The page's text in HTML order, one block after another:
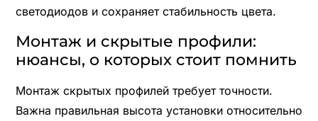
светодиодов и сохраняет стабильность цвета.
Монтаж и скрытые профили:
нюансы, о которых стоит помнить
Монтаж скрытых профилей требует точности.
Важна правильная высота установки относительно